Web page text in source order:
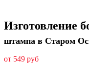
Изготовление
штампа в Старом
от 549 руб